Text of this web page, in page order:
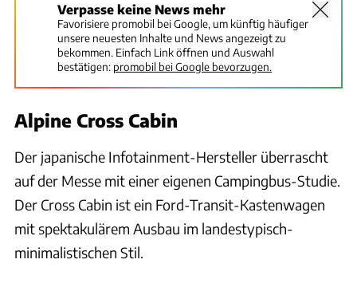
Verpasse keine News mehr
Favorisiere promobil bei Google, um künftig häufiger
unsere neuesten Inhalte und News angezeigt zu
bekommen. Einfach Link öffnen und Auswahl
bestätigen: promobil bei Google bevorzugen.
Alpine Cross Cabin
Der japanische Infotainment-Hersteller überrascht
auf der Messe mit einer eigenen Campingbus-Studie.
Der Cross Cabin ist ein Ford-Transit-Kastenwagen
mit spektakulärem Ausbau im landestypisch-
minimalistischen Stil.